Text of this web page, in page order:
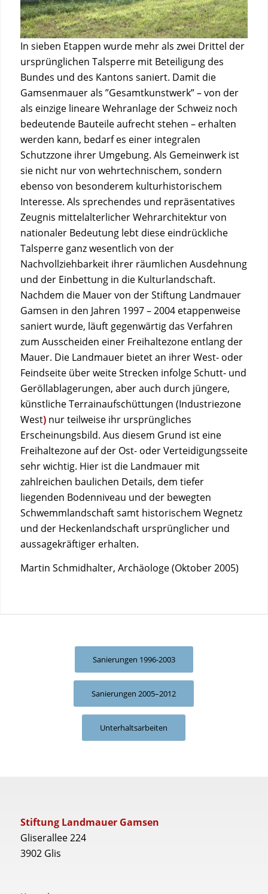
In sieben Etappen wurde mehr als zwei Drittel der
ursprünglichen Talsperre mit Beteiligung des
Bundes und des Kantons saniert. Damit die
Gamsenmauer als ”Gesamtkunstwerk” – von der
als einzige lineare Wehranlage der Schweiz noch
bedeutende Bauteile aufrecht stehen – erhalten
werden kann, bedarf es einer integralen
Schutzzone ihrer Umgebung. Als Gemeinwerk ist
sie nicht nur von wehrtechnischem, sondern
ebenso von besonderem kulturhistorischem
Interesse. Als sprechendes und repräsentatives
Zeugnis mittelalterlicher Wehrarchitektur von
nationaler Bedeutung lebt diese eindrückliche
Talsperre ganz wesentlich von der
Nachvollziehbarkeit ihrer räumlichen Ausdehnung
und der Einbettung in die Kulturlandschaft.
Nachdem die Mauer von der Stiftung Landmauer
Gamsen in den Jahren 1997 – 2004 etappenweise
saniert wurde, läuft gegenwärtig das Verfahren
zum Ausscheiden einer Freihaltezone entlang der
Mauer. Die Landmauer bietet an ihrer West- oder
Feindseite über weite Strecken infolge Schutt- und
Geröllablagerungen, aber auch durch jüngere,
künstliche Terrainaufschüttungen (Industriezone
West)nur teilweise ihr ursprüngliches
Erscheinungsbild. Aus diesem Grund ist eine
Freihaltezone auf der Ost- oder Verteidigungsseite
sehr wichtig. Hier ist die Landmauer mit
zahlreichen baulichen Details, dem tiefer
liegenden Bodenniveau und der bewegten
Schwemmlandschaft samt historischem Wegnetz
und der Heckenlandschaft ursprünglicher und
aussagekräftiger erhalten.
Martin Schmidhalter, Archäologe (Oktober 2005)
Sanierungen 1996-2003
Sanierungen 2005–2012
Unterhaltsarbeiten
Stiftung Landmauer Gamsen
Gliserallee 224
3902 Glis